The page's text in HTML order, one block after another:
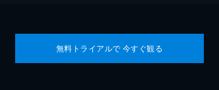
無料トライアルで 今すぐ観る